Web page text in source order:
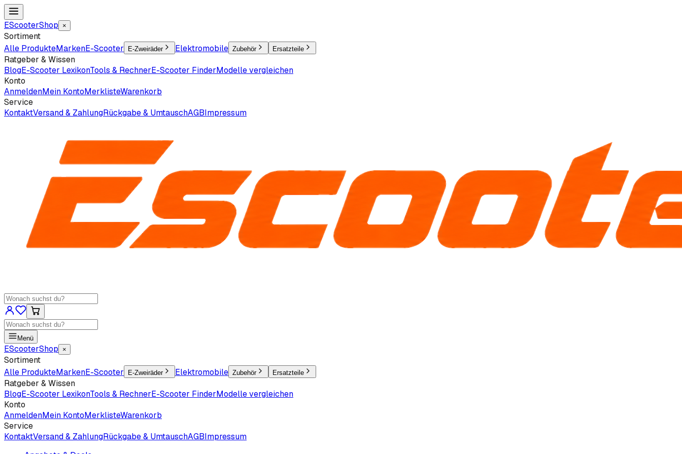
EScooterShop ×
Sortiment
Alle ProdukteMarkenE-Scooter E-Zweiräder Elektromobile Zubehör Ersatzteile
Ratgeber & Wissen
BlogE-Scooter LexikonTools & RechnerE-Scooter FinderModelle vergleichen
Konto
AnmeldenMein KontoMerklisteWarenkorb
Service
KontaktVersand & ZahlungRückgabe & UmtauschAGBImpressum
Menü
EScooterShop ×
Sortiment
Alle ProdukteMarkenE-Scooter E-Zweiräder Elektromobile Zubehör Ersatzteile
Ratgeber & Wissen
BlogE-Scooter LexikonTools & RechnerE-Scooter FinderModelle vergleichen
Konto
AnmeldenMein KontoMerklisteWarenkorb
Service
KontaktVersand & ZahlungRückgabe & UmtauschAGBImpressum